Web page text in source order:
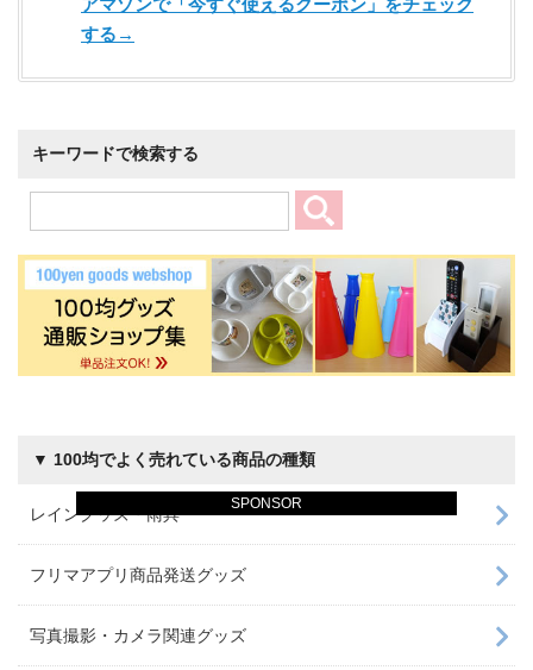
SPONSOR
アマゾンで「今すぐ使えるクーポン」をチェック
する→
キーワードで検索する
▼ 100均でよく売れている商品の種類
レイングッズ・雨具
フリマアプリ商品発送グッズ
写真撮影・カメラ関連グッズ